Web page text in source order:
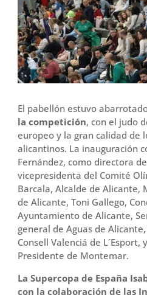
El pabellón estuvo
la competición, con el judo
europeo y la gran calidad de
alicantinos. La inauguración
Fernández, como directora
vicepresidenta del Comité
Barcala, Alcalde de Alicante,
de Alicante, Toni Gallego,
Ayuntamiento de Alicante,
general de Aguas de
Consell Valenciá de L´Esport,
Presidente de Montemar.
La Supercopa de España
con la colaboración de las